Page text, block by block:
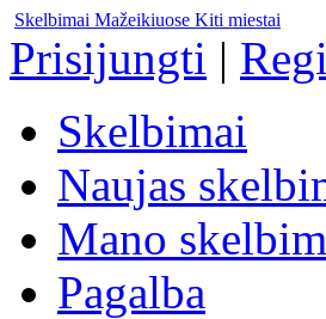
Skelbimai Mažeikiuose Kiti miestai
Prisijungti |
Skelbimai
Naujas
Mano
Pagalba